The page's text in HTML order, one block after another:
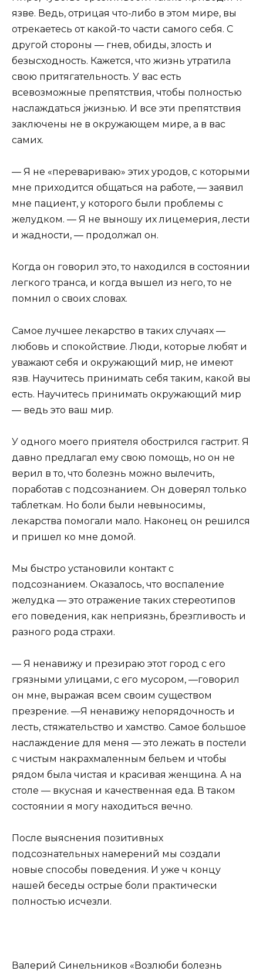
язве. Ведь, отрицая что-либо в этом мире, вы
отрекаетесь от какой-то части самого себя. С
другой стороны — гнев, обиды, злость и
безысходность. Кажется, что жизнь утратила
свою притягательность. У вас есть
всевозможные препятствия, чтобы полностью
наслаждаться jжизнью. И все эти препятствия
заключены не в окружающем мире, а в вас
самих.
— Я не «перевариваю» этих уродов, с которыми
мне приходится общаться на работе, — заявил
мне пациент, у которого были проблемы с
желудком. — Я не выношу их лицемерия, лести
и жадности, — продолжал он.
Когда он говорил это, то находился в состоянии
легкого транса, и когда вышел из него, то не
помнил о своих словах.
Самое лучшее лекарство в таких случаях —
любовь и спокойствие. Люди, которые любят и
уважают себя и окружающий мир, не имеют
язв. Научитесь принимать себя таким, какой вы
есть. Научитесь принимать окружающий мир
— ведь это ваш мир.
У одного моего приятеля обострился гастрит. Я
давно предлагал ему свою помощь, но он не
верил в то, что болезнь можно вылечить,
поработав с подсознанием. Он доверял только
таблеткам. Но боли были невыносимы,
лекарства помогали мало. Наконец он решился
и пришел ко мне домой.
Мы быстро установили контакт с
подсознанием. Оказалось, что воспаление
желудка — это отражение таких стереотипов
его поведения, как неприязнь, брезгливость и
разного рода страхи.
— Я ненавижу и презираю этот город с его
грязными улицами, с его мусором, —говорил
он мне, выражая всем своим существом
презрение. —Я ненавижу непорядочность и
лесть, стяжательство и хамство. Самое большое
наслаждение для меня — это лежать в постели
с чистым накрахмаленным бельем и чтобы
рядом была чистая и красивая женщина. А на
столе — вкусная и качественная еда. В таком
состоянии я могу находиться вечно.
После выяснения позитивных
подсознательных намерений мы создали
новые способы поведения. И уже ч концу
нашей беседы острые боли практически
полностью исчезли.
Валерий Синельников «Возлюби болезнь